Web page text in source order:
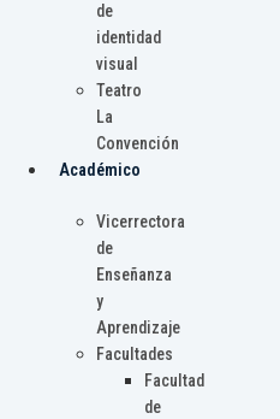
de
identidad
visual
Teatro
La
Convención
Académico
Vicerrectora
de
Enseñanza
y
Aprendizaje
Facultades
Facultad
de